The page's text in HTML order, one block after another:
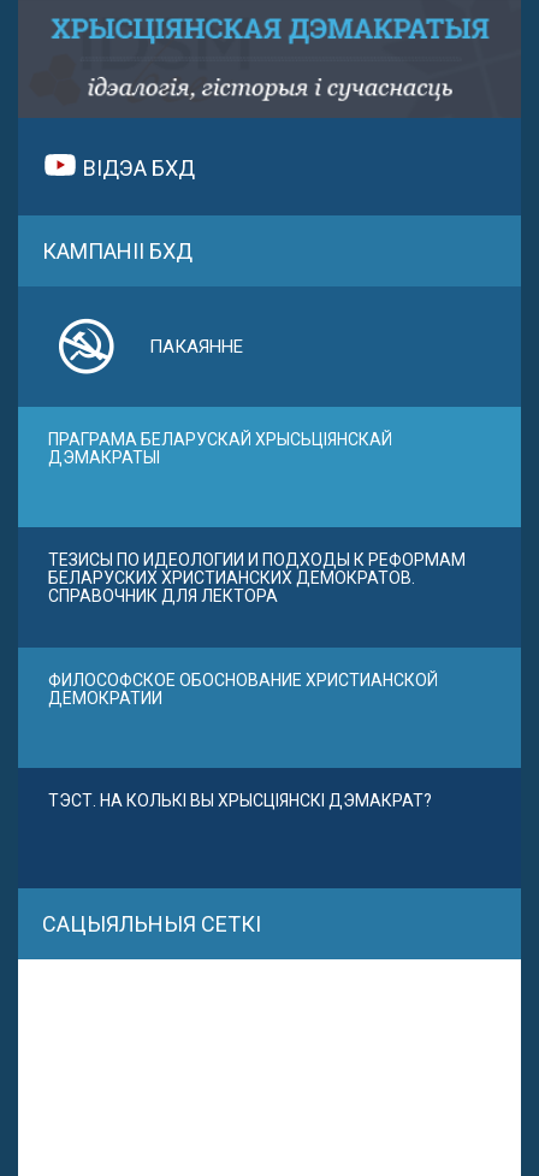
ВІДЭА БХД
КАМПАНІІ БХД
ПАКАЯННЕ
ПРАГРАМА БЕЛАРУСКАЙ ХРЫСЬЦІЯНСКАЙ
ДЭМАКРАТЫІ
ТЕЗИСЫ ПО ИДЕОЛОГИИ И ПОДХОДЫ К РЕФОРМАМ
БЕЛАРУСКИХ ХРИСТИАНСКИХ ДЕМОКРАТОВ.
СПРАВОЧНИК ДЛЯ ЛЕКТОРА
ФИЛОСОФСКОЕ ОБОСНОВАНИЕ ХРИСТИАНСКОЙ
ДЕМОКРАТИИ
ТЭСТ. НА КОЛЬКІ ВЫ ХРЫСЦІЯНСКІ ДЭМАКРАТ?
САЦЫЯЛЬНЫЯ СЕТКІ